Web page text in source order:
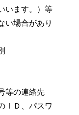
います。）等
い場合があり
等の連絡先
ＩＤ、パスワ